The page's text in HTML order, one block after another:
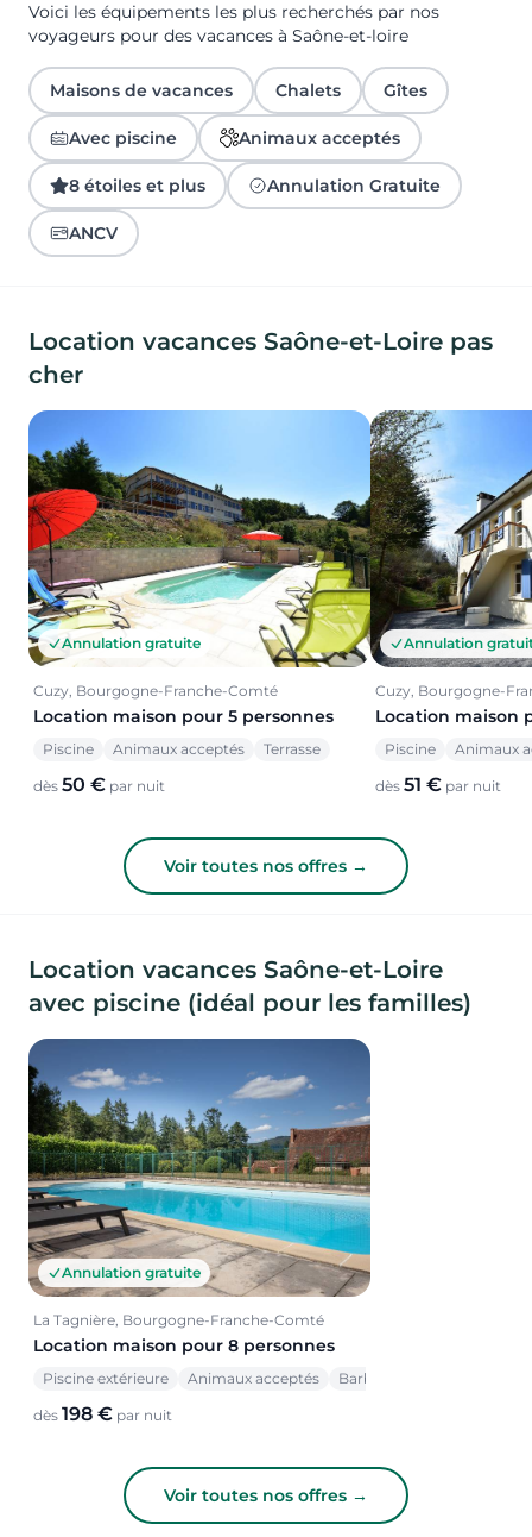
Voici les équipements les plus recherchés par nos
voyageurs pour des vacances à Saône-et-loire
Maisons de vacances Chalets Gîtes
Avec piscine Animaux acceptés
8 étoiles et plus Annulation Gratuite
ANCV
Location vacances Saône-et-Loire pas
cher
Annulation gratuite
Cuzy, Bourgogne-Franche-Comté
Location maison pour 5 personnes
Piscine Animaux acceptés Terrasse
dès 50 € par nuit
Annulation
Cuzy, Bourgogne-
Location maison
Piscine Animaux
dès 51 € par nuit
Voir toutes nos offres →
Location vacances Saône-et-Loire
avec piscine (idéal pour les familles)
Annulation gratuite
La Tagnière, Bourgogne-Franche-Comté
Location maison pour 8 personnes
Piscine extérieure Animaux acceptés Barbecue
dès 198 € par nuit
Voir toutes nos offres →